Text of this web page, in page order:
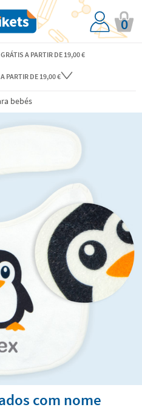
0
GRÁTIS A PARTIR DE 19,00 €
A PARTIR DE 19,00 €
bebés
com nome